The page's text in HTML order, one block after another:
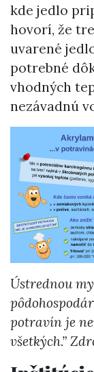
kde jedlo
hovorí, že
uvarené
potrebné
vhodných
nezávadnú
Ústrednou
potravín je
všetkých.”